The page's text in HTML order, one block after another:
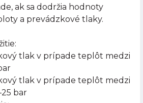
ak sa dodržia hodnoty
a prevádzkové tlaky.
tlak v prípade teplôt medzi
tlak v prípade teplôt medzi
bar